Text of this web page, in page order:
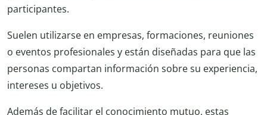
participantes.
Suelen utilizarse en empresas, formaciones, reuniones
o eventos profesionales y están diseñadas para que las
personas compartan información sobre su experiencia,
intereses u objetivos.
Además de facilitar el conocimiento mutuo, estas